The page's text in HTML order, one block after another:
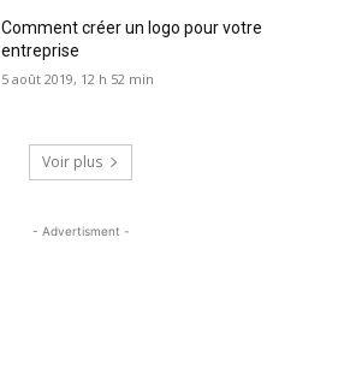
Comment créer un logo pour votre
entreprise
5 août 2019, 12 h 52 min
Voir plus
- Advertisment -